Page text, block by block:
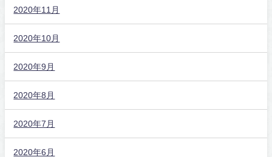
2020年11月
2020年10月
2020年9月
2020年8月
2020年7月
2020年6月